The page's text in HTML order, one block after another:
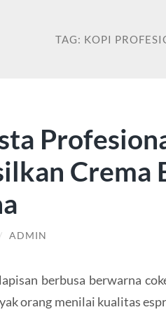
TAG: KOPI
Crema
/ ADMIN
berbusa berwarna
orang menilai kualitas